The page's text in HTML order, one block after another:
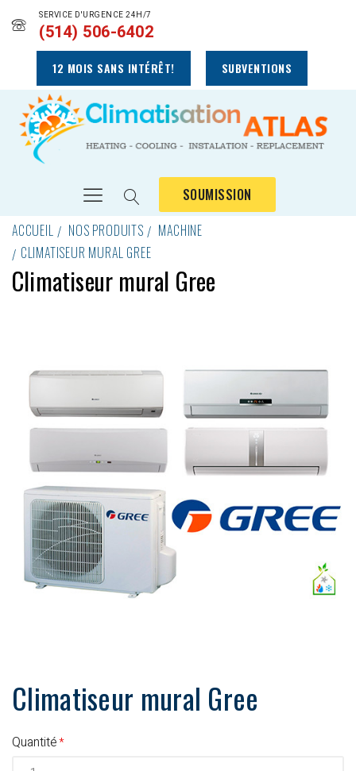
SERVICE D'URGENCE 24H/7
(514) 506-6402
12 MOIS SANS INTÉRÊT! SUBVENTIONS
SOUMISSION
ACCUEIL
NOS PRODUITS
MACHINE
CLIMATISEUR MURAL GREE
Climatiseur mural Gree
Climatiseur mural Gree
Quantité